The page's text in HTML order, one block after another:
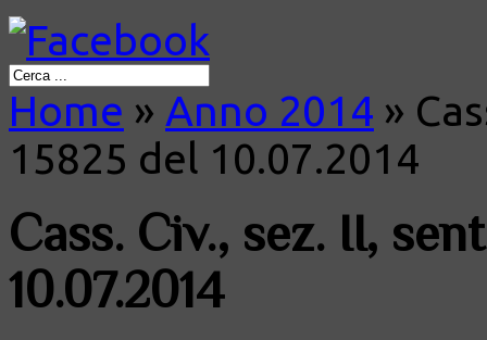
Home » Anno 2014 »
15825 del 10.07.2014
Cass. Civ., sez. II,
10.07.2014